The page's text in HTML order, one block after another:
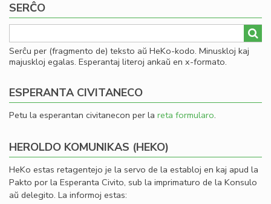
SERĈO
Serĉu per (fragmento de) teksto aŭ HeKo-kodo. Minuskloj kaj
majuskloj egalas. Esperantaj literoj ankaŭ en x-formato.
ESPERANTA CIVITANECO
Petu la esperantan civitanecon per la reta formularo.
HEROLDO KOMUNIKAS (HEKO)
HeKo estas retagentejo je la servo de la establoj en kaj apud la
Pakto por la Esperanta Civito, sub la imprimaturo de la Konsulo
aŭ delegito. La informoj estas: